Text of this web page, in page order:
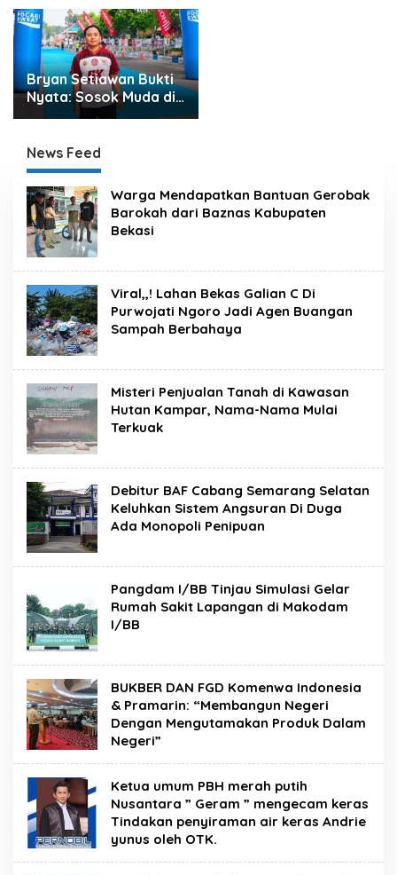
Bryan Setiawan Bukti
Nyata: Sosok Muda di
Balik Sukses Besar Fun
Solid Tanpa Anggaran
Daerah
News Feed
Warga Mendapatkan Bantuan Gerobak
Barokah dari Baznas Kabupaten
Bekasi
Viral,,! Lahan Bekas Galian C Di
Purwojati Ngoro Jadi Agen Buangan
Sampah Berbahaya
Misteri Penjualan Tanah di Kawasan
Hutan Kampar, Nama-Nama Mulai
Terkuak
Debitur BAF Cabang Semarang Selatan
Keluhkan Sistem Angsuran Di Duga
Ada Monopoli Penipuan
Pangdam I/BB Tinjau Simulasi Gelar
Rumah Sakit Lapangan di Makodam
I/BB
BUKBER DAN FGD Komenwa Indonesia
& Pramarin: “Membangun Negeri
Dengan Mengutamakan Produk Dalam
Negeri”
Ketua umum PBH merah putih
Nusantara ” Geram ” mengecam keras
Tindakan penyiraman air keras Andrie
yunus oleh OTK.